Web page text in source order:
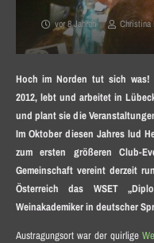
vor 8 Jahren Christina
Hoch im Norden tut sich was!
2012, lebt und arbeitet in
und plant sie die
Im Oktober diesen Jahres lud
zum ersten größeren Club-
Gemeinschaft vereint derzeit
Österreich das WSET
Weinakademiker in deutscher
Austragungsort war der quirlige